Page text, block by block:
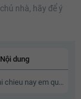
nhà, hãy để ý
Nội dung